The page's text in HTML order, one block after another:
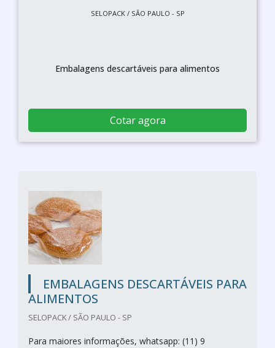
SELOPACK / SÃO PAULO - SP
Embalagens descartáveis para alimentos
Cotar agora
EMBALAGENS DESCARTÁVEIS PARA
ALIMENTOS
SELOPACK / SÃO PAULO - SP
Para maiores informações, whatsapp: (11) 9